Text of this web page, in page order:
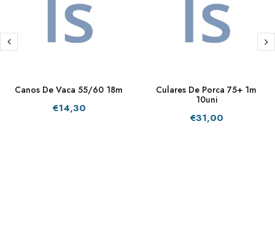
Canos De Vaca 55/60 18m
€14,30
Culares De Porca 75+ 1m
10uni
€31,00